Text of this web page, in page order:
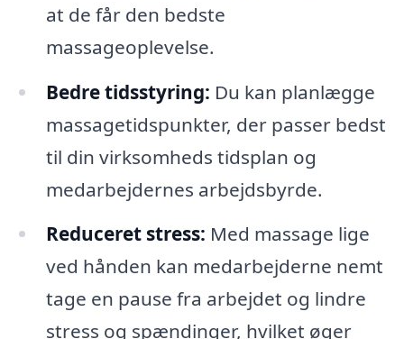
at de får den bedste
massageoplevelse.
Bedre tidsstyring: Du kan planlægge
massagetidspunkter, der passer bedst
til din virksomheds tidsplan og
medarbejdernes arbejdsbyrde.
Reduceret stress: Med massage lige
ved hånden kan medarbejderne nemt
tage en pause fra arbejdet og lindre
stress og spændinger, hvilket øger